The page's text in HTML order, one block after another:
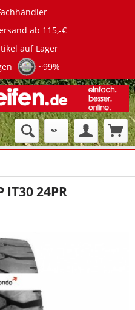
ab 115,-€
auf Lager
~99%
IT30 24PR